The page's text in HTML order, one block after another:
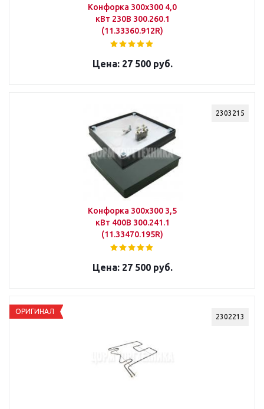
Конфорка 300х300 4,0
кВт 230В 300.260.1
(11.33360.912R)
27 500 руб.
2303215
Конфорка 300х300 3,5
кВт 400В 300.241.1
(11.33470.195R)
27 500 руб.
2302213
ОРИГИНАЛ